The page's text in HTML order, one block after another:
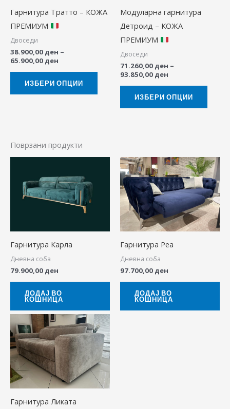
Гарнитура Тратто – КОЖА
ПРЕМИУМ
Двоседи
38.900,00 ден –
65.900,00 ден
ИЗБЕРИ ОПЦИИ
options
chosen
product
Модуларна гарнитура
Детроид – КОЖА
ПРЕМИУМ
Двоседи
71.260,00 ден –
93.850,00 ден
ИЗБЕРИ ОПЦИИ
page
Поврзани продукти
Гарнитура Карла
Дневна соба
79.900,00 ден
ДОДАЈ ВО
КОШНИЦА
Гарнитура Реа
Дневна соба
97.700,00 ден
ДОДАЈ ВО
КОШНИЦА
Гарнитура Ликата
Price
range:
39.900,00 ден
through
44.300,00 ден
This
product
has
multiple
variants.
The